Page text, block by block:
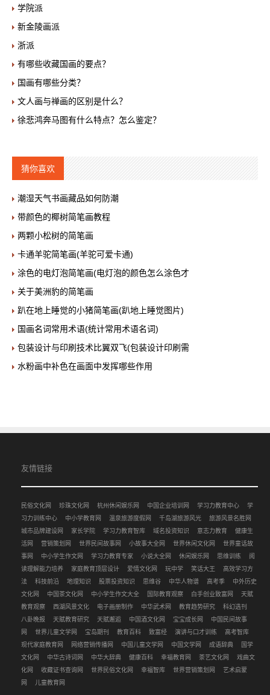
学院派
新金陵画派
浙派
有哪些收藏国画的要点？
国画有哪些分类？
文人画与禅画的区别是什么？
徐悲鸿奔马图有什么特点？怎么鉴定？
猜你喜欢
潮湿天气书画藏品如何防潮
带颜色的椰树简笔画教程
两颗小松树的简笔画
卡通羊驼简笔画(羊驼可爱卡通)
涂色的电灯泡简笔画(电灯泡的颜色怎么涂色才
关于美洲豹的简笔画
趴在地上睡觉的小猪简笔画(趴地上睡觉图片)
国画名词常用术语(统计常用术语名词)
包装设计与印刷技术比翼双飞(包装设计印刷需
水粉画中补色在画面中发挥哪些作用
友情链接
民俗文化网 珍珠文化网 杭州休闲娱乐网 中国企业培训网 学习力教育中心
学
习力训练中心
中小学教育网 温泉旅游度假网 千岛湖旅游风光
旅游风景名胜网
城市品牌建设网
家长学院 学习力教育智库 域名投资知识 意志力教育
健康生
活网
营销策划网 世界民间故事网 小故事大全网 世界休闲文化网
世界童话故
事网
中小学生作文网 学习力教育专家 小说大全网 休闲娱乐网 思维训练
阅
读理解能力培养
家庭教育顶层设计 爱情文化网 玩中学 笑话大王
高效学习方
法
科技前沿 地理知识 股票投资知识 思维谷 中华人物谱 高考季
中外历史
文化网
中国茶文化网 中小学生作文大全 国际教育观察 白手创业致富网
天赋
教育观察
西湖风景文化 电子画册制作 中华武术网 教育趋势研究
科幻选刊
八卦晚报
天赋教育研究 天赋邂逅 中国酒文化网 宝宝成长网
中国民间故事
网
世界儿童文学网 宝岛期刊 教育百科 致富经 演讲与口才训练
高考智库
现代家庭教育网
网络营销传播网 中国儿童文学网 中国文学网 成语辞典
国学
文化网
中华古诗词网 中华大辞典 健康百科 幸福教育网 茶艺文化网
戏曲文
化网
收藏证书查询网 世界民俗文化网 幸福智库 世界营销策划网
艺术启蒙
网
儿童教育网